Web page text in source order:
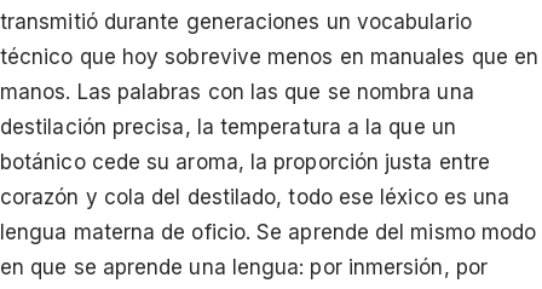
transmitió durante generaciones un vocabulario
técnico que hoy sobrevive menos en manuales que en
manos. Las palabras con las que se nombra una
destilación precisa, la temperatura a la que un
botánico cede su aroma, la proporción justa entre
corazón y cola del destilado, todo ese léxico es una
lengua materna de oficio. Se aprende del mismo modo
en que se aprende una lengua: por inmersión, por